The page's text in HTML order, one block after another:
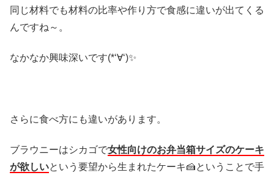
同じ材料でも材料の比率や作り方で食感に違いが出てくる
んですね～。
なかなか興味深いです(*‘∀‘)✨
さらに食べ方にも違いがあります。
ブラウニーはシカゴで女性向けのお弁当箱サイズのケーキ
が欲しいという要望から生まれたケーキ🍰ということで手